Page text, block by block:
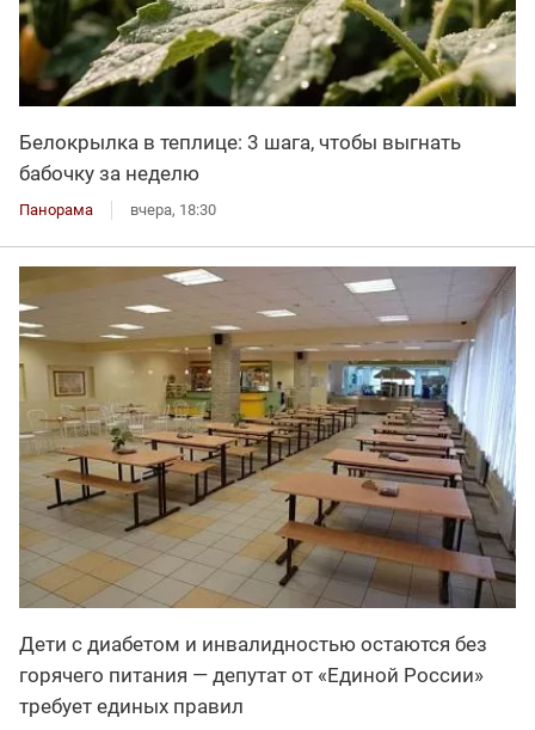
Белокрылка в теплице: 3 шага, чтобы выгнать
бабочку за неделю
Панорама вчера, 18:30
Дети с диабетом и инвалидностью остаются без
горячего питания — депутат от «Единой России»
требует единых правил